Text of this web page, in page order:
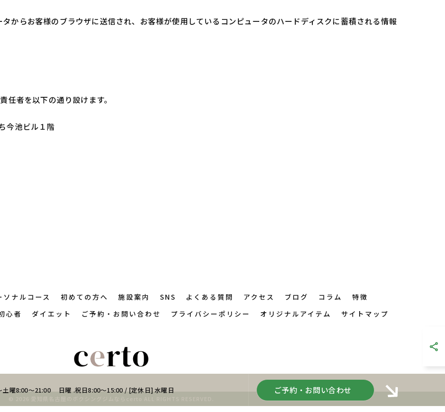
からお客様のブラウザに送信され、お客様が使用しているコンピュータのハードディスクに蓄積される情報
任者を以下の通り設けます。
今池ビル１階
土曜8:00～21:00 日曜 .祝日8:00～15:00 / [定休日] 水曜日 ご予約・お問い合わせ
ソナルコース 初めての方へ 施設案内 SNS よくある質問 アクセス ブログ コラム
特徴
心者
ダイエット ご予約・お問い合わせ プライバシーポリシー オリジナルアイテム サイトマップ